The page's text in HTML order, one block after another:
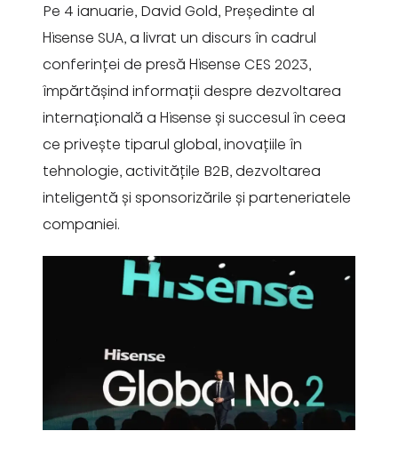
Pe 4 ianuarie, David Gold, Președinte al
Hisense SUA, a livrat un discurs în cadrul
conferinței de presă Hisense CES 2023,
împărtășind informații despre dezvoltarea
internațională a Hisense și succesul în ceea
ce privește tiparul global, inovațiile în
tehnologie, activitățile B2B, dezvoltarea
inteligentă și sponsorizările și parteneriatele
companiei.